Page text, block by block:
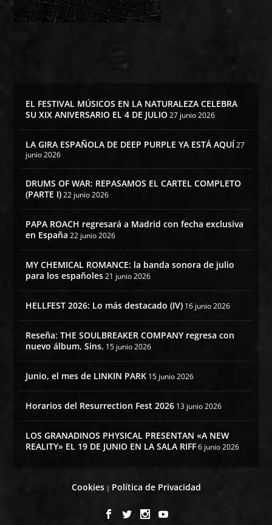
EL FESTIVAL MÚSICOS EN LA NATURALEZA CELEBRA
SU XIX ANIVERSARIO EL 4 DE JULIO 27 junio 2026
LA GIRA ESPAÑOLA DE DEEP PURPLE YA ESTÁ AQUÍ27
junio 2026
DRUMS OF WAR: REPASAMOS EL CARTEL COMPLETO
(PARTE I) 22 junio 2026
PAPA ROACH regresará a Madrid con fecha exclusiva
en España 22 junio 2026
MY CHEMICAL ROMANCE: la banda sonora de julio
para los españoles 21 junio 2026
HELLFEST 2026: Lo más destacado (IV) 16 junio 2026
Reseña: THE SOULBREAKER COMPANY regresa con
nuevo álbum, Sins. 15 junio 2026
Junio, el mes de LINKIN PARK 15 junio 2026
Horarios del Resurrection Fest 2026 13 junio 2026
LOS GRANADINOS PHYSICAL PRESENTAN «A NEW
REALITY» EL 19 DE JUNIO EN LA SALA RIFF 6 junio 2026
Cookies| Política de Privacidad